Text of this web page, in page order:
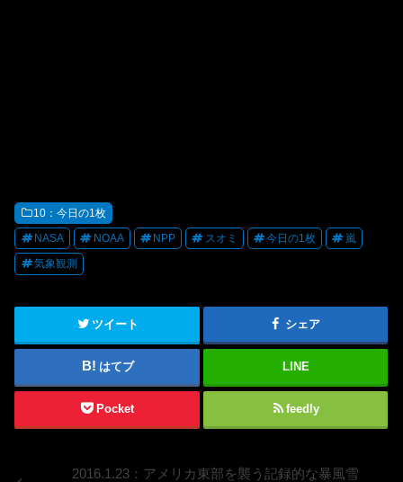
10：今日の1枚
NASA NOAA NPP スオミ 今日の1枚 嵐
気象観測
ツイート シェア
はてブ LINE
Pocket feedly
2016.1.23：アメリカ東部を襲う記録的な暴風雪